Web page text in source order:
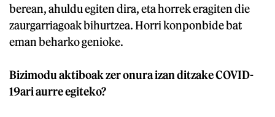
berean, ahuldu egiten dira, eta horrek eragiten die
zaurgarriagoak bihurtzea. Horri konponbide bat
eman beharko genioke.
Bizimodu aktiboak zer onura izan ditzake COVID-
19ari aurre egiteko?